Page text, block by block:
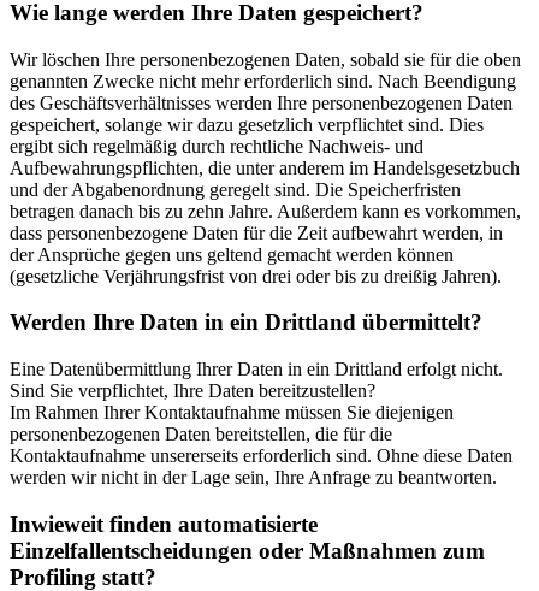
Wie lange werden Ihre Daten gespeichert?
Wir löschen Ihre personenbezogenen Daten, sobald sie für die oben
genannten Zwecke nicht mehr erforderlich sind. Nach Beendigung
des Geschäftsverhältnisses werden Ihre personenbezogenen Daten
gespeichert, solange wir dazu gesetzlich verpflichtet sind. Dies
ergibt sich regelmäßig durch rechtliche Nachweis- und
Aufbewahrungspflichten, die unter anderem im Handelsgesetzbuch
und der Abgabenordnung geregelt sind. Die Speicherfristen
betragen danach bis zu zehn Jahre. Außerdem kann es vorkommen,
dass personenbezogene Daten für die Zeit aufbewahrt werden, in
der Ansprüche gegen uns geltend gemacht werden können
(gesetzliche Verjährungsfrist von drei oder bis zu dreißig Jahren).
Werden Ihre Daten in ein Drittland übermittelt?
Eine Datenübermittlung Ihrer Daten in ein Drittland erfolgt nicht.
Sind Sie verpflichtet, Ihre Daten bereitzustellen?
Im Rahmen Ihrer Kontaktaufnahme müssen Sie diejenigen
personenbezogenen Daten bereitstellen, die für die
Kontaktaufnahme unsererseits erforderlich sind. Ohne diese Daten
werden wir nicht in der Lage sein, Ihre Anfrage zu beantworten.
Inwieweit finden automatisierte
Einzelfallentscheidungen oder Maßnahmen zum
Profiling statt?